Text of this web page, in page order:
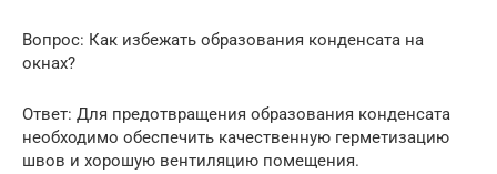
Вопрос: Как избежать образования конденсата на
окнах?
Ответ: Для предотвращения образования конденсата
необходимо обеспечить качественную герметизацию
швов и хорошую вентиляцию помещения.